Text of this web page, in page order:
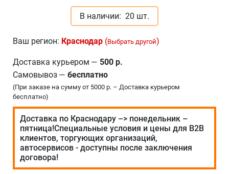
В наличии: 20 шт.
Ваш регион: Краснодар (Выбрать другой)
Доставка курьером — 500 р.
Самовывоз — бесплатно
(При заказе на сумму от 5000 р. – Доставка курьером
бесплатно)
Доставка по Краснодару –> понедельник –
пятница!Специальные условия и цены для В2В
клиентов, торгующих организаций,
автосервисов - доступны после заключения
договора!